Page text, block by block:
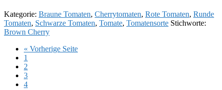
Kategorie: Braune Tomaten, Cherrytomaten, Rote Tomaten, Runde
Tomaten, Schwarze Tomaten, Tomate, Tomatensorte Stichworte:
Brown Cherry
« Vorherige Seiteaufrufen
Seite
1
Seite
2
Seite
3
Seite
4